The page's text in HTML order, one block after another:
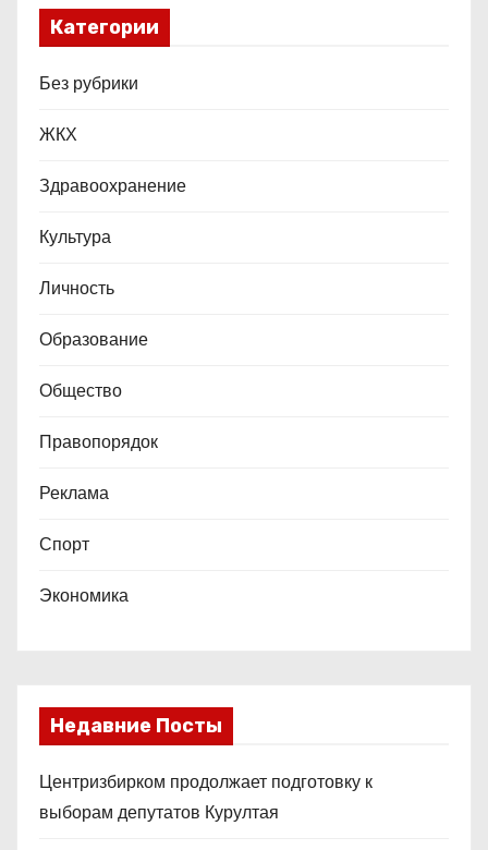
Категории
Без рубрики
ЖКХ
Здравоохранение
Культура
Личность
Образование
Общество
Правопорядок
Реклама
Спорт
Экономика
Недавние Посты
Центризбирком продолжает подготовку к
выборам депутатов Курултая